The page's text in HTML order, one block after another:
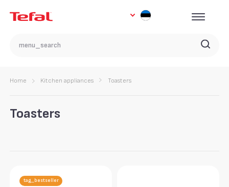
Home Kitchen appliances Toasters
Toasters
tag_bestseller